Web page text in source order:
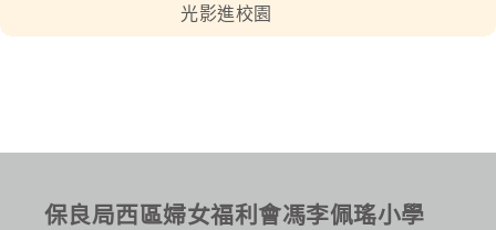
對外聯繫
光影進校園
保良局西區婦女福利會馮李佩瑤小學